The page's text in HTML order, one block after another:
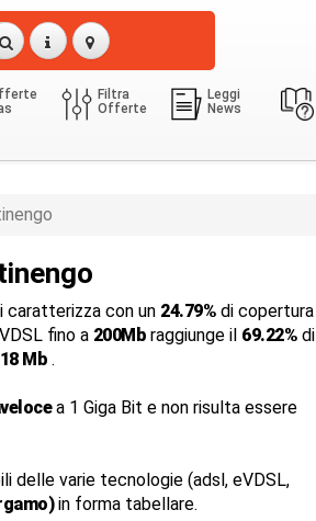
Filtra
Offerte
Leggi
News
caratterizza con un 24.79% di copertura
fino a 200Mb raggiunge il 69.22% di
Mb .
a 1 Giga Bit e non risulta essere
delle varie tecnologie (adsl, eVDSL,
in forma tabellare.